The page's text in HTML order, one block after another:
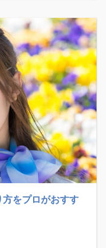
をプロがおすす